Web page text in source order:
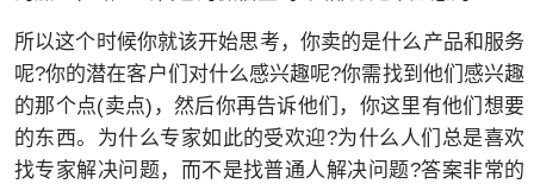
所以这个时候你就该开始思考，你卖的是什么产品和服务
呢?你的潜在客户们对什么感兴趣呢?你需找到他们感兴趣
的那个点(卖点)，然后你再告诉他们，你这里有他们想要
的东西。为什么专家如此的受欢迎?为什么人们总是喜欢
找专家解决问题，而不是找普通人解决问题?答案非常的